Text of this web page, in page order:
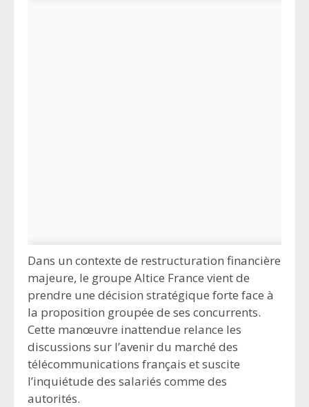
Dans un contexte de restructuration financière
majeure, le groupe Altice France vient de
prendre une décision stratégique forte face à
la proposition groupée de ses concurrents.
Cette manœuvre inattendue relance les
discussions sur l’avenir du marché des
télécommunications français et suscite
l’inquiétude des salariés comme des
autorités.